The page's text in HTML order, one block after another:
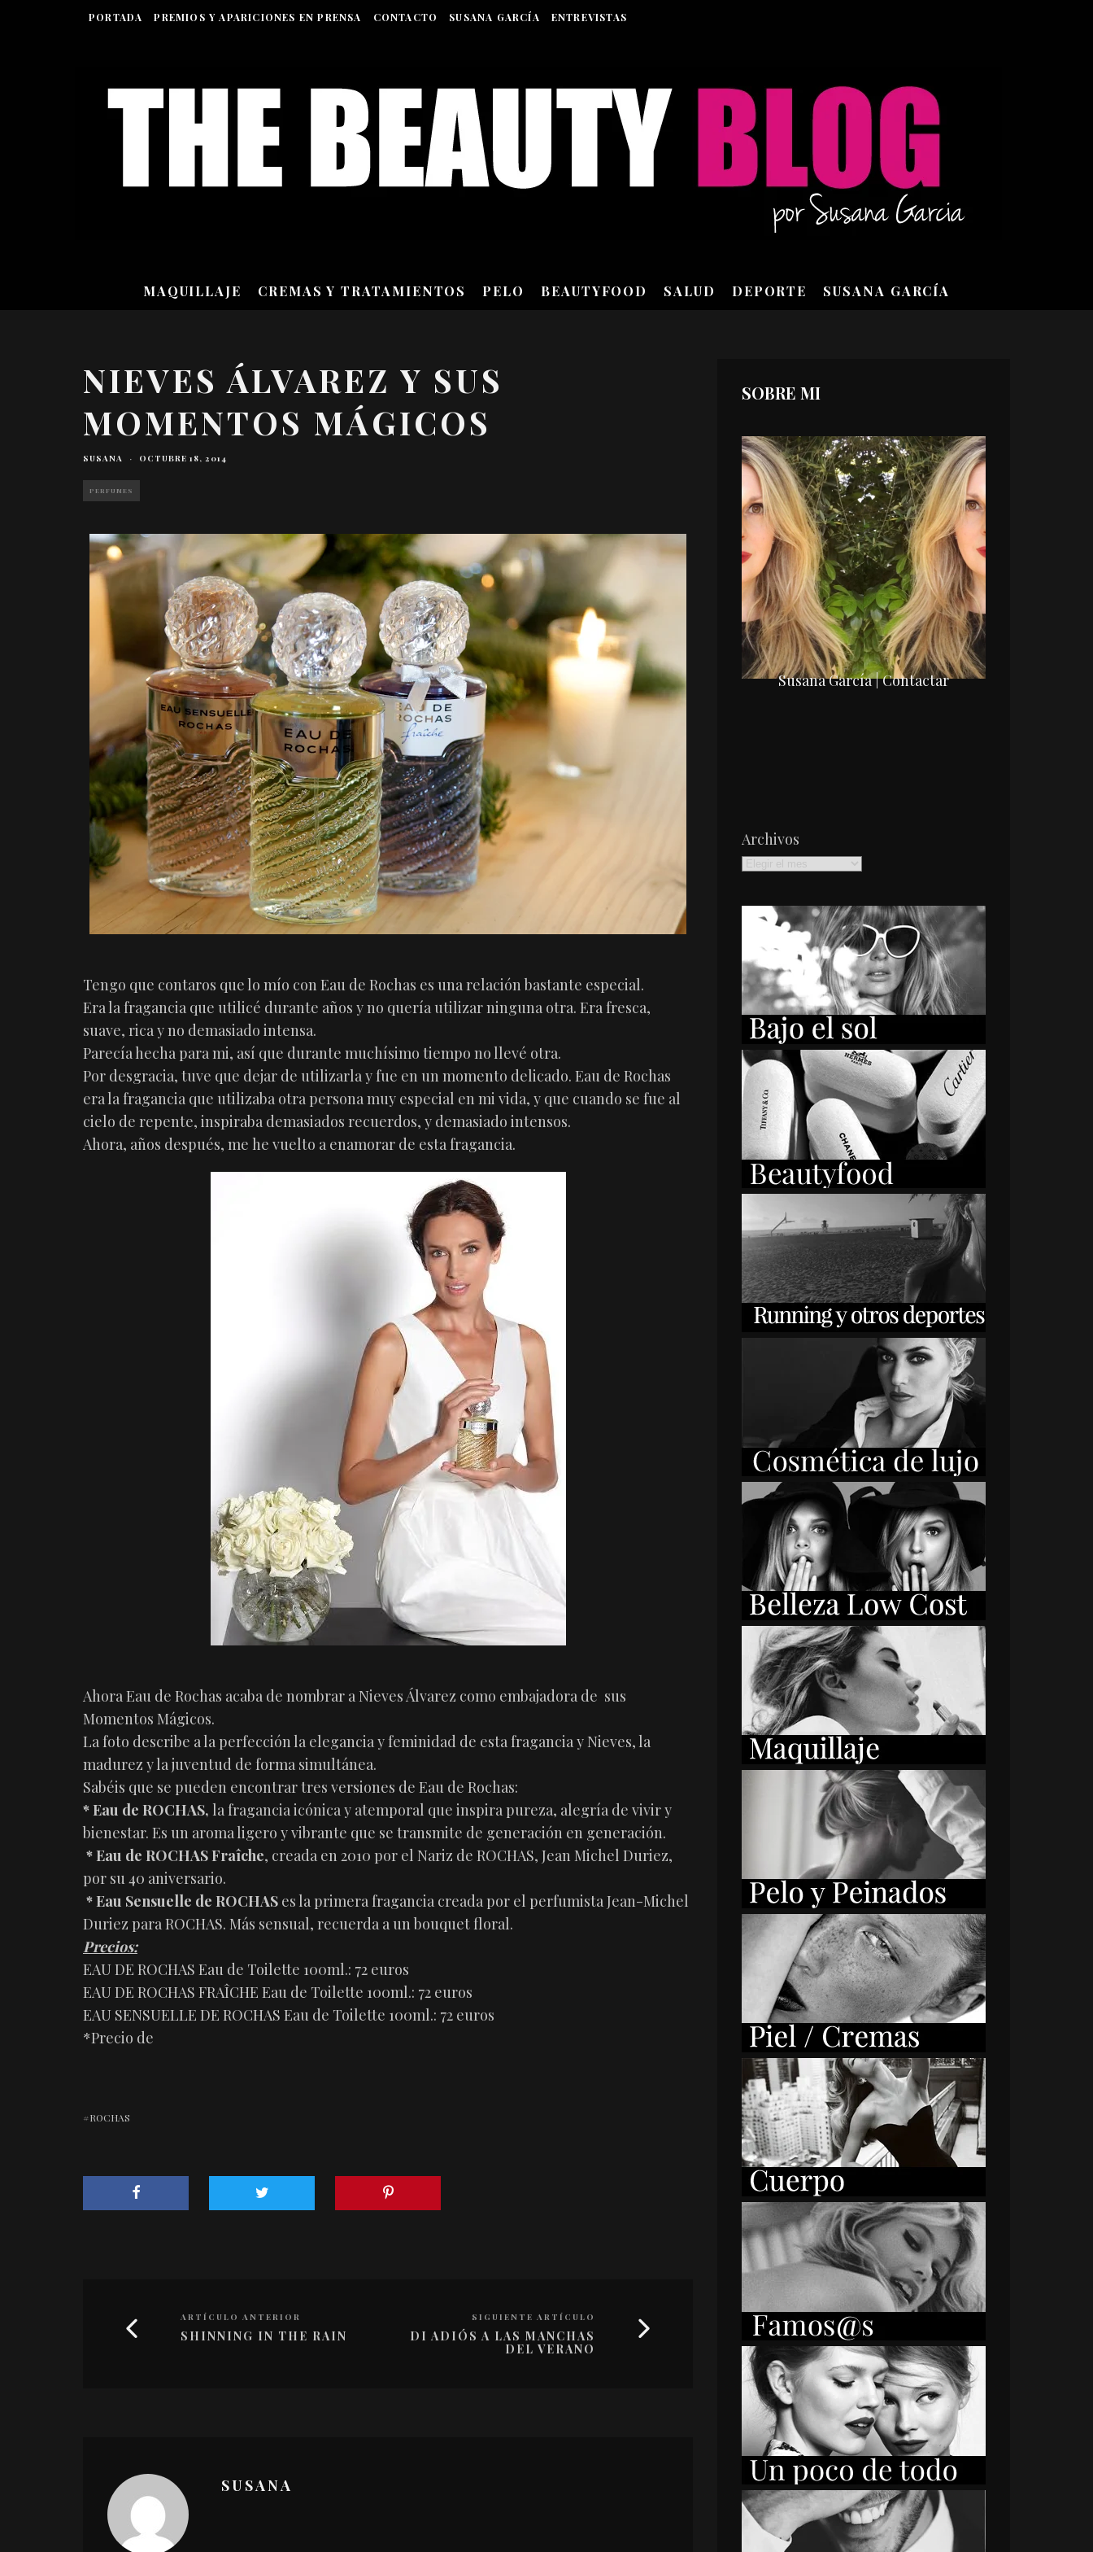
PORTADA PREMIOS Y APARICIONES EN PRENSA CONTACTO SUSANA GARCÍA ENTREVISTAS
MAQUILLAJE CREMAS Y TRATAMIENTOS PELO BEAUTYFOOD SALUD DEPORTE SUSANA GARCÍA
NIEVES ÁLVAREZ Y SUS
MOMENTOS MÁGICOS
SUSANA · OCTUBRE 18, 2014
PERFUMES
Tengo que contaros que lo mío con Eau de Rochas es una relación bastante especial.
Era la fragancia que utilicé durante años y no quería utilizar ninguna otra. Era fresca,
suave, rica y no demasiado intensa.
Parecía hecha para mi, así que durante muchísimo tiempo no llevé otra.
Por desgracia, tuve que dejar de utilizarla y fue en un momento delicado. Eau de Rochas
era la fragancia que utilizaba otra persona muy especial en mi vida, y que cuando se fue al
cielo de repente, inspiraba demasiados recuerdos, y demasiado intensos.
Ahora, años después, me he vuelto a enamorar de esta fragancia.
Ahora Eau de Rochas acaba de nombrar a Nieves Álvarez como embajadora de sus
Momentos Mágicos.
La foto describe a la perfección la elegancia y feminidad de esta fragancia y Nieves, la
madurez y la juventud de forma simultánea.
Sabéis que se pueden encontrar tres versiones de Eau de Rochas:
* Eau de ROCHAS, la fragancia icónica y atemporal que inspira pureza, alegría de vivir y
bienestar. Es un aroma ligero y vibrante que se transmite de generación en generación.
*Eau de ROCHAS Fraîche, creada en 2010 por el Nariz de ROCHAS, Jean Michel Duriez,
por su 40 aniversario.
*Eau Sensuelle de ROCHAS es la primera fragancia creada por el perfumista Jean-Michel
Duriez para ROCHAS. Más sensual, recuerda a un bouquet floral.
Precios:
EAU DE ROCHAS Eau de Toilette 100ml.: 72 euros
EAU DE ROCHAS FRAÎCHE Eau de Toilette 100ml.: 72 euros
EAU SENSUELLE DE ROCHAS Eau de Toilette 100ml.: 72 euros
*Precio de
ROCHAS
ARTÍCULO ANTERIOR
SHINNING IN THE RAIN
SIGUIENTE ARTÍCULO
DI ADIÓS A LAS MANCHAS
DEL VERANO
SUSANA
SOBRE MI
Susana García | Contactar
Archivos